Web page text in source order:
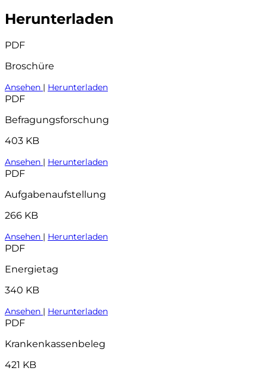
Herunterladen
PDF
Broschüre
Ansehen | Herunterladen
PDF
Befragungsforschung
403 KB
Ansehen | Herunterladen
PDF
Aufgabenaufstellung
266 KB
Ansehen | Herunterladen
PDF
Energietag
340 KB
Ansehen | Herunterladen
PDF
Krankenkassenbeleg
421 KB